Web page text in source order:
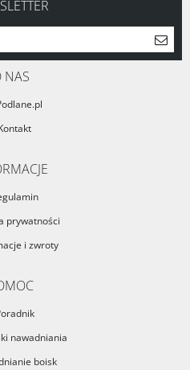
NAS
prywatności
i zwroty
nawadniania
boisk